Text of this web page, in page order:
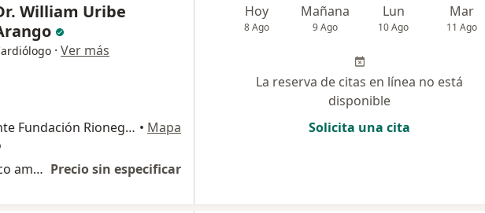
William Uribe
· Ver más
Hospital San Vicente Fundación Rionegro, Rionegro • Mapa
Monitoreo cardiaco ambulatorio Precio sin especificar
Hoy
8 Ago
Mañana
9 Ago
Lun
10 Ago
Mar
11 Ago
La reserva de citas en línea no está
disponible
Solicita una cita